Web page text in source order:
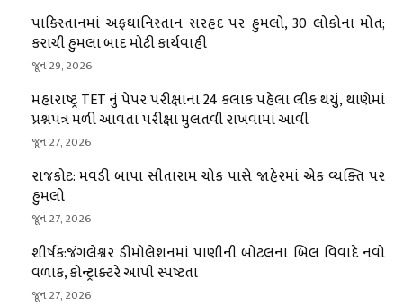
પાકિસ્તાનમાં અફઘાનિસ્તાન સરહદ પર હુમલો, 30 લોકોના મોત;
કરાચી હુમલા બાદ મોટી કાર્યવાહી
જૂન 29, 2026
મહારાષ્ટ્ર TET નું પેપર પરીક્ષાના 24 કલાક પહેલા લીક થયું, થાણેમાં
પ્રશ્નપત્ર મળી આવતા પરીક્ષા મુલતવી રાખવામાં આવી
જૂન 27, 2026
રાજકોટ: મવડી બાપા સીતારામ ચોક પાસે જાહેરમાં એક વ્યક્તિ પર
હુમલો
જૂન 27, 2026
શીર્ષક:જંગલેશ્વર ડીમોલેશનમાં પાણીની બોટલના બિલ વિવાદે નવો
વળાંક, કોન્ટ્રાક્ટરે આપી સ્પષ્ટતા
જૂન 27, 2026